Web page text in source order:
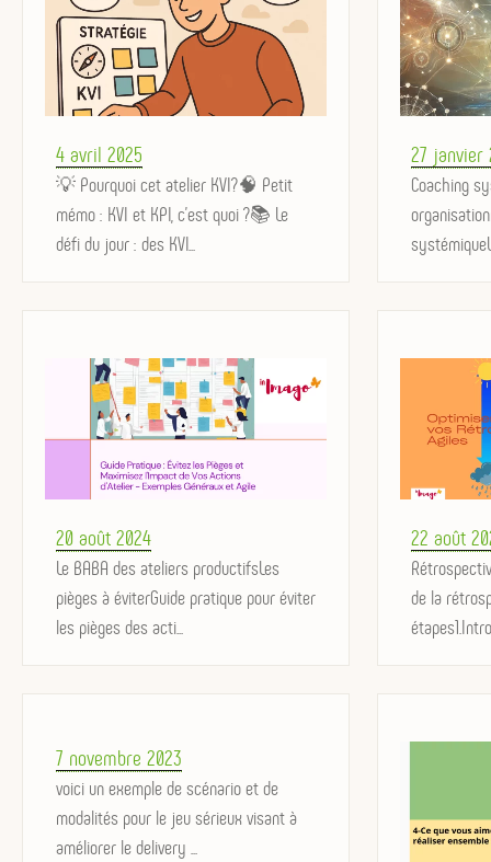
Posted
on
4 avril 2025
💡 Pourquoi cet atelier KVI?🧠 Petit
mémo : KVI et KPI, c'est quoi ?📚 Le
défi du jour : des KVI...
Posted
on
27 janvier
Coaching
Posted
on
20 août 2024
Le BABA des ateliers productifsLes
pièges à éviterGuide pratique pour éviter
les pièges des acti...
Posted
on
22 août
de la
Posted
on
7 novembre 2023
voici un exemple de scénario et de
modalités pour le jeu sérieux visant à
améliorer le delivery ...